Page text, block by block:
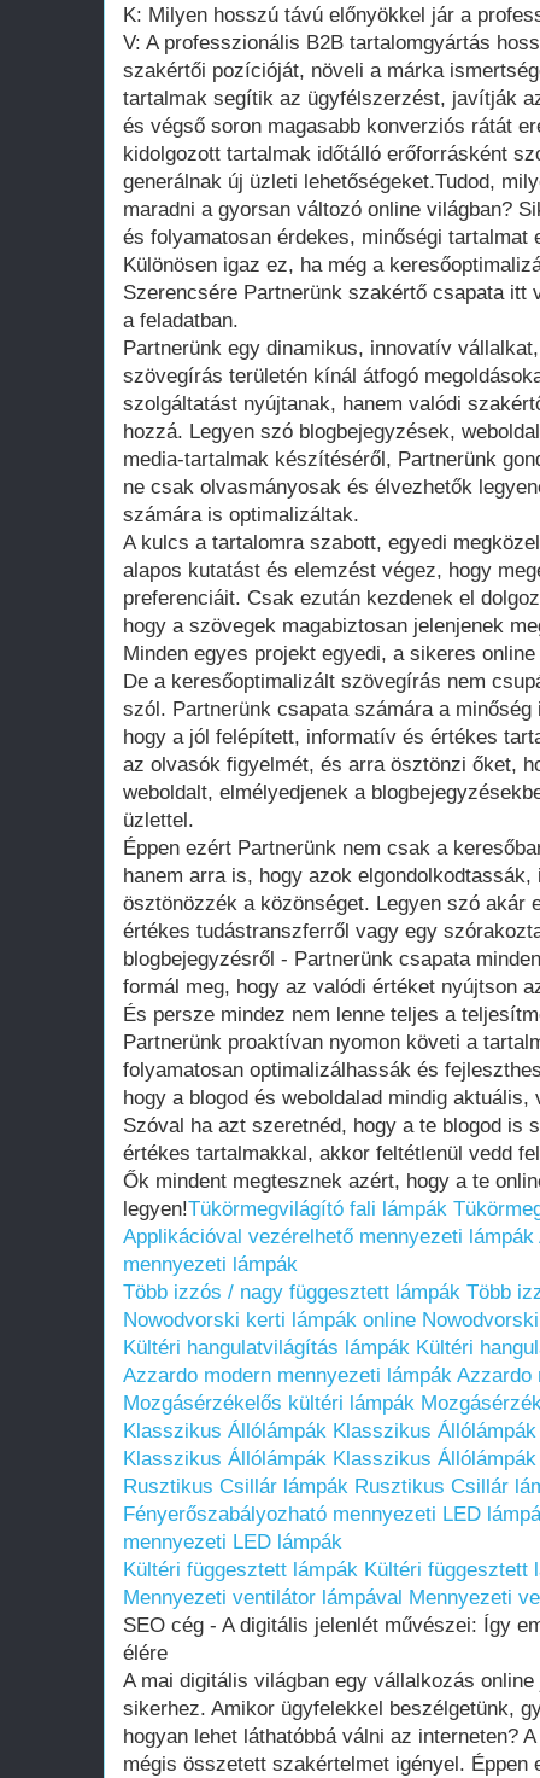
K: Milyen hosszú távú előnyökkel jár a
V: A professzionális B2B tartalomgyártás
szakértői pozícióját, növeli a márka
tartalmak segítik az ügyfélszerzést, javítják
és végső soron magasabb konverziós rátát
kidolgozott tartalmak időtálló erőforrásként
generálnak új üzleti lehetőségeket.Tudod,
maradni a gyorsan változó online világban?
és folyamatosan érdekes, minőségi tartalmat
Különösen igaz ez, ha még a
Szerencsére Partnerünk szakértő csapata itt
a feladatban.
Partnerünk egy dinamikus, innovatív
szövegírás területén kínál átfogó
szolgáltatást nyújtanak, hanem valódi
hozzá. Legyen szó blogbejegyzések,
media-tartalmak készítéséről, Partnerünk
ne csak olvasmányosak és élvezhetők
számára is optimalizáltak.
A kulcs a tartalomra szabott, egyedi
alapos kutatást és elemzést végez, hogy
preferenciáit. Csak ezután kezdenek el
hogy a szövegek magabiztosan jelenjenek
Minden egyes projekt egyedi, a sikeres
De a keresőoptimalizált szövegírás nem
szól. Partnerünk csapata számára a
hogy a jól felépített, informatív és értékes
az olvasók figyelmét, és arra ösztönzi őket,
weboldalt, elmélyedjenek a
üzlettel.
Éppen ezért Partnerünk nem csak a
hanem arra is, hogy azok
ösztönözzék a közönséget. Legyen szó akár
értékes tudástranszferről vagy egy
blogbejegyzésről - Partnerünk csapata
formál meg, hogy az valódi értéket nyújtson
És persze mindez nem lenne teljes a
Partnerünk proaktívan nyomon követi a
folyamatosan optimalizálhassák és
hogy a blogod és weboldalad mindig
Szóval ha azt szeretnéd, hogy a te blogod is
értékes tartalmakkal, akkor feltétlenül vedd
Ők mindent megtesznek azért, hogy a te
legyen!Tükörmegvilágító fali lámpák
Applikációval vezérelhető mennyezeti lámpák
mennyezeti lámpák
Több izzós / nagy függesztett lámpák Több
Nowodvorski kerti lámpák online
Kültéri hangulatvilágítás lámpák Kültéri
Azzardo modern mennyezeti lámpák Azzardo
Mozgásérzékelős kültéri lámpák
Klasszikus Állólámpák Klasszikus Állólámpák
Klasszikus Állólámpák Klasszikus Állólámpák
Rusztikus Csillár lámpák Rusztikus Csillár
Fényerőszabályozható mennyezeti LED
mennyezeti LED lámpák
Kültéri függesztett lámpák Kültéri függesztett
Mennyezeti ventilátor lámpával Mennyezeti
SEO cég - A digitális jelenlét művészei: Így
élére
A mai digitális világban egy vállalkozás
sikerhez. Amikor ügyfelekkel beszélgetünk,
hogyan lehet láthatóbbá válni az interneten?
mégis összetett szakértelmet igényel. Éppen